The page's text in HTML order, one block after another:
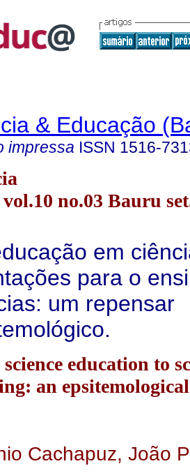
& Educação
impressa ISSN 1516-
no.03 Bauru
em
para o
um repensar
education to
an
Cachapuz, João